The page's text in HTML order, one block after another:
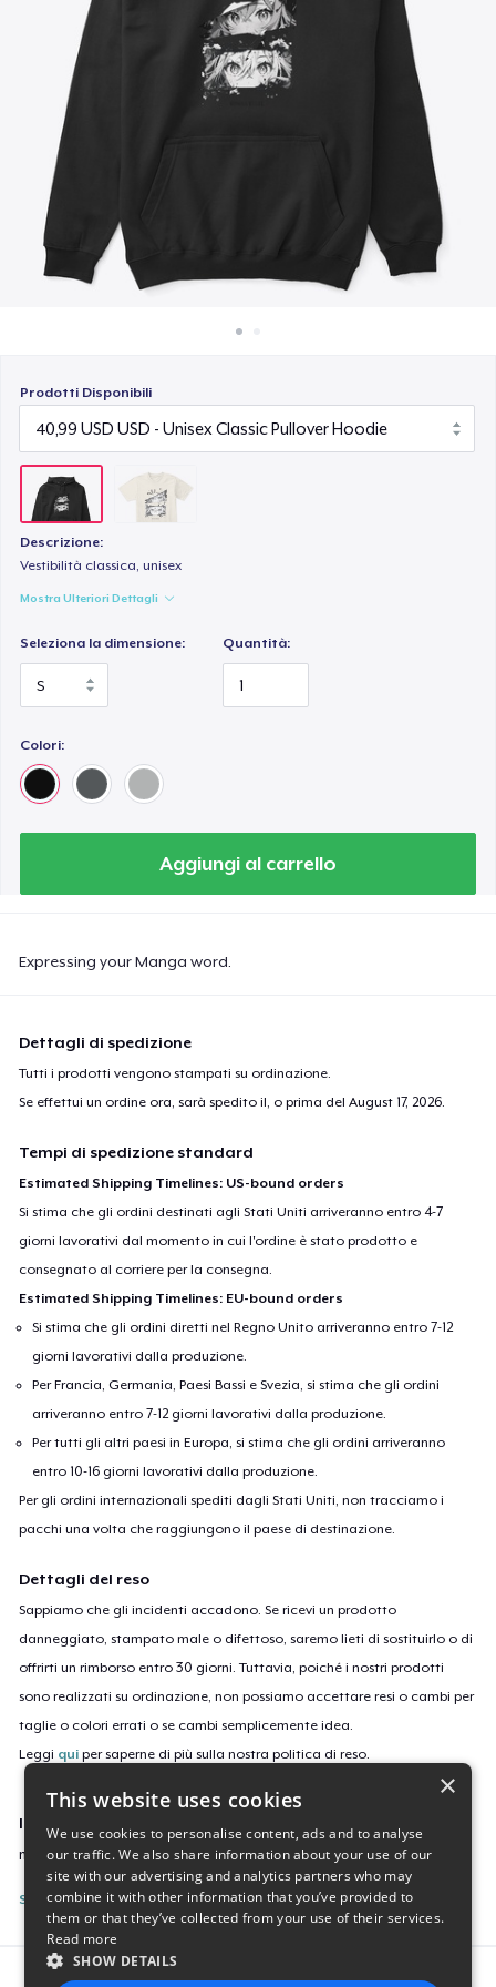
Vendi ovunque
Vendi qualsiasi cosa
Prodotti Disponibili
Descrizione:
Vestibilità classica, unisex
Mostra Ulteriori Dettagli
Seleziona la dimensione: Quantità:
Colori:
Aggiungi al carrello
Expressing your Manga word.
Dettagli di spedizione
Tutti i prodotti vengono stampati su ordinazione.
Se effettui un ordine ora, sarà spedito il, o prima delAugust 17, 2026.
Tempi di spedizione standard
Estimated Shipping Timelines: US-bound orders
Si stima che gli ordini destinati agli Stati Uniti arriveranno entro 4-7
giorni lavorativi dal momento in cui l'ordine è stato prodotto e
consegnato al corriere per la consegna.
Estimated Shipping Timelines: EU-bound orders
Si stima che gli ordini diretti nel Regno Unito arriveranno entro 7-12
giorni lavorativi dalla produzione.
Per Francia, Germania, Paesi Bassi e Svezia, si stima che gli ordini
arriveranno entro 7-12 giorni lavorativi dalla produzione.
Per tutti gli altri paesi in Europa, si stima che gli ordini arriveranno
entro 10-16 giorni lavorativi dalla produzione.
Per gli ordini internazionali spediti dagli Stati Uniti, non tracciamo i
pacchi una volta che raggiungono il paese di destinazione.
Dettagli del reso
Sappiamo che gli incidenti accadono. Se ricevi un prodotto
danneggiato, stampato male o difettoso, saremo lieti di sostituirlo o di
offrirti un rimborso entro 30 giorni. Tuttavia, poiché i nostri prodotti
sono realizzati su ordinazione, non possiamo accettare resi o cambi per
taglie o colori errati o se cambi semplicemente idea.
Leggi qui per saperne di più sulla nostra politica di reso.
ID campagne
manga-5919
Segnala questa inserzione
Report this product
×
This website uses cookies
We use cookies to personalise content, ads and to analyse
our traffic. We also share information about your use of our
site with our advertising and analytics partners who may
combine it with other information that you’ve provided to
them or that they’ve collected from your use of their services.
Read more
SHOW DETAILS